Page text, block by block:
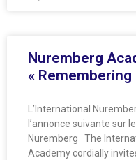
Nuremberg
«
L’International
l’annonce suivante sur
Nuremberg The
Academy cordially